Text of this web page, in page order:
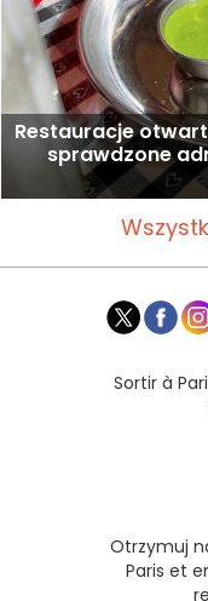
Restauracje
sprawdzone
Sortir à
Otrzymuj
Paris et